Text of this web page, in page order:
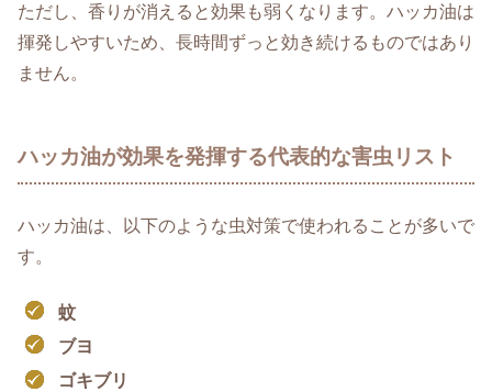
ただし、香りが消えると効果も弱くなります。ハッカ油は
揮発しやすいため、長時間ずっと効き続けるものではあり
ません。
ハッカ油が効果を発揮する代表的な害虫リスト
ハッカ油は、以下のような虫対策で使われることが多いで
す。
蚊
ブヨ
ゴキブリ